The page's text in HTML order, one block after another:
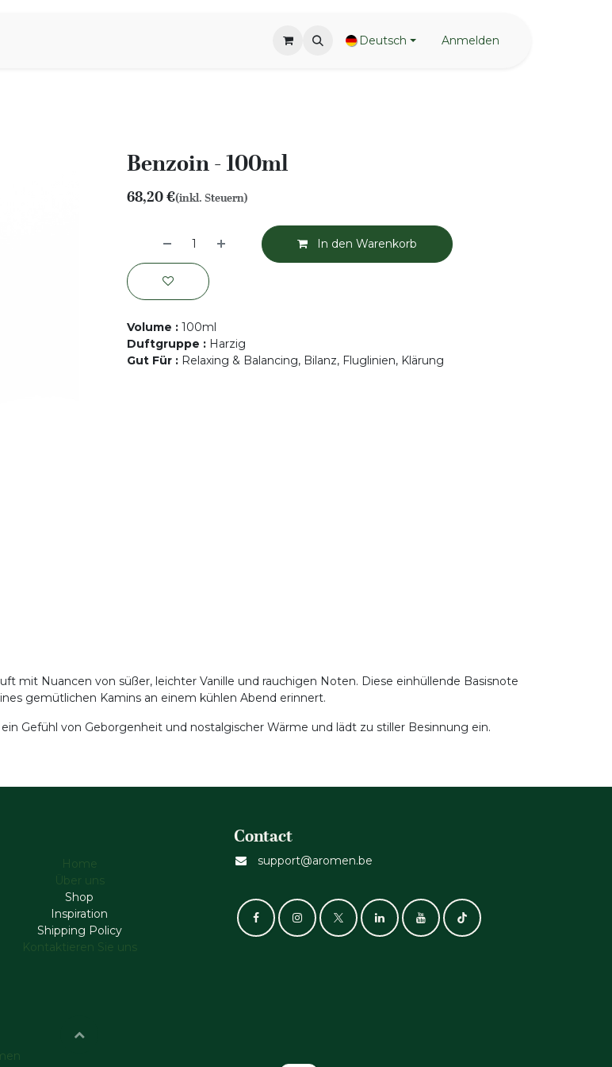
Deutsch Anmelden
Benzoin - 100ml
68,20€(inkl. Steuern)
In den Warenkorb
Volume : 100ml
Duftgruppe : Harzig
Gut Für : Relaxing & Balancing, Bilanz, Fluglinien, Klärung
mit Nuancen von süßer, leichter Vanille und rauchigen Noten. Diese einhüllende Basisnote
gemütlichen Kamins an einem kühlen Abend erinnert.
Gefühl von Geborgenheit und nostalgischer Wärme und lädt zu stiller Besinnung ein.
Home
Über uns
Shop
Inspiration
Shipping Policy
Kontaktieren Sie uns
Contact
support@aromen.be